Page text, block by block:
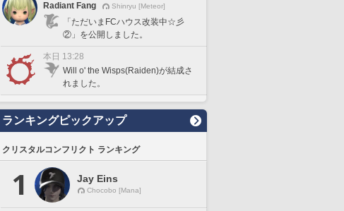
Radiant Fang
Shinryu [Meteor]
「ただいまFCハウス改装中☆彡
②」を公開しました。
本日 13:28
Will o' the Wisps(Raiden)が結成さ
れました。
ランキングピックアップ
クリスタルコンフリクト ランキング
1 Jay Eins
Chocobo [Mana]